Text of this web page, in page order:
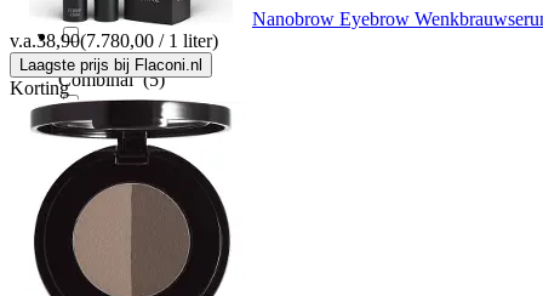
Coloran
Combinal(5)
Cover Your Gray
Curasano
Da Vinci
Nanobrow Eyebrow
v.a.38,90(7.780,00 / 1 liter)
Laagste prijs bij Flaconi.nl
Korting